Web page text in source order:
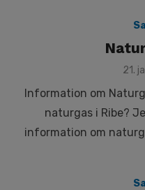
21.
Information om
naturgas i Ribe?
information om